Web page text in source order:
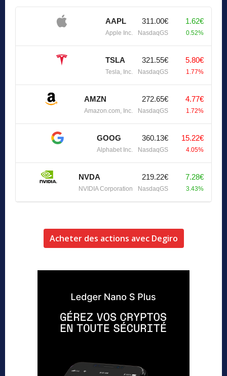
AAPL
Apple Inc.
311.00€
NasdaqGS
1.62€
0.52%
TSLA
Tesla, Inc.
321.55€
NasdaqGS
5.80€
1.77%
AMZN
Amazon.com, Inc.
272.65€
NasdaqGS
4.77€
1.72%
GOOG
Alphabet Inc.
360.13€
NasdaqGS
15.22€
4.05%
NVDA
NVIDIA Corporation
219.22€
NasdaqGS
7.28€
3.43%
Acheter des actions avec Degiro